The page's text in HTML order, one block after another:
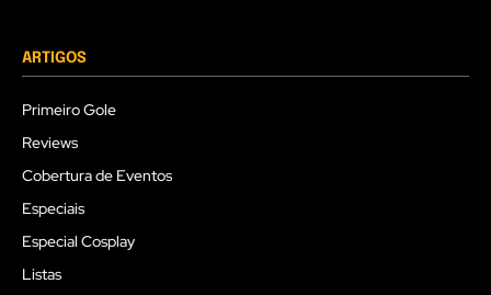
ARTIGOS
Primeiro Gole
Reviews
Cobertura de Eventos
Especiais
Especial Cosplay
Listas